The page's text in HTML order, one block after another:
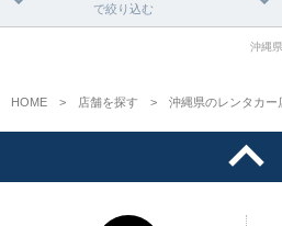
で絞り込む
沖縄
HOME 店舗を探す 沖縄県のレンタカー